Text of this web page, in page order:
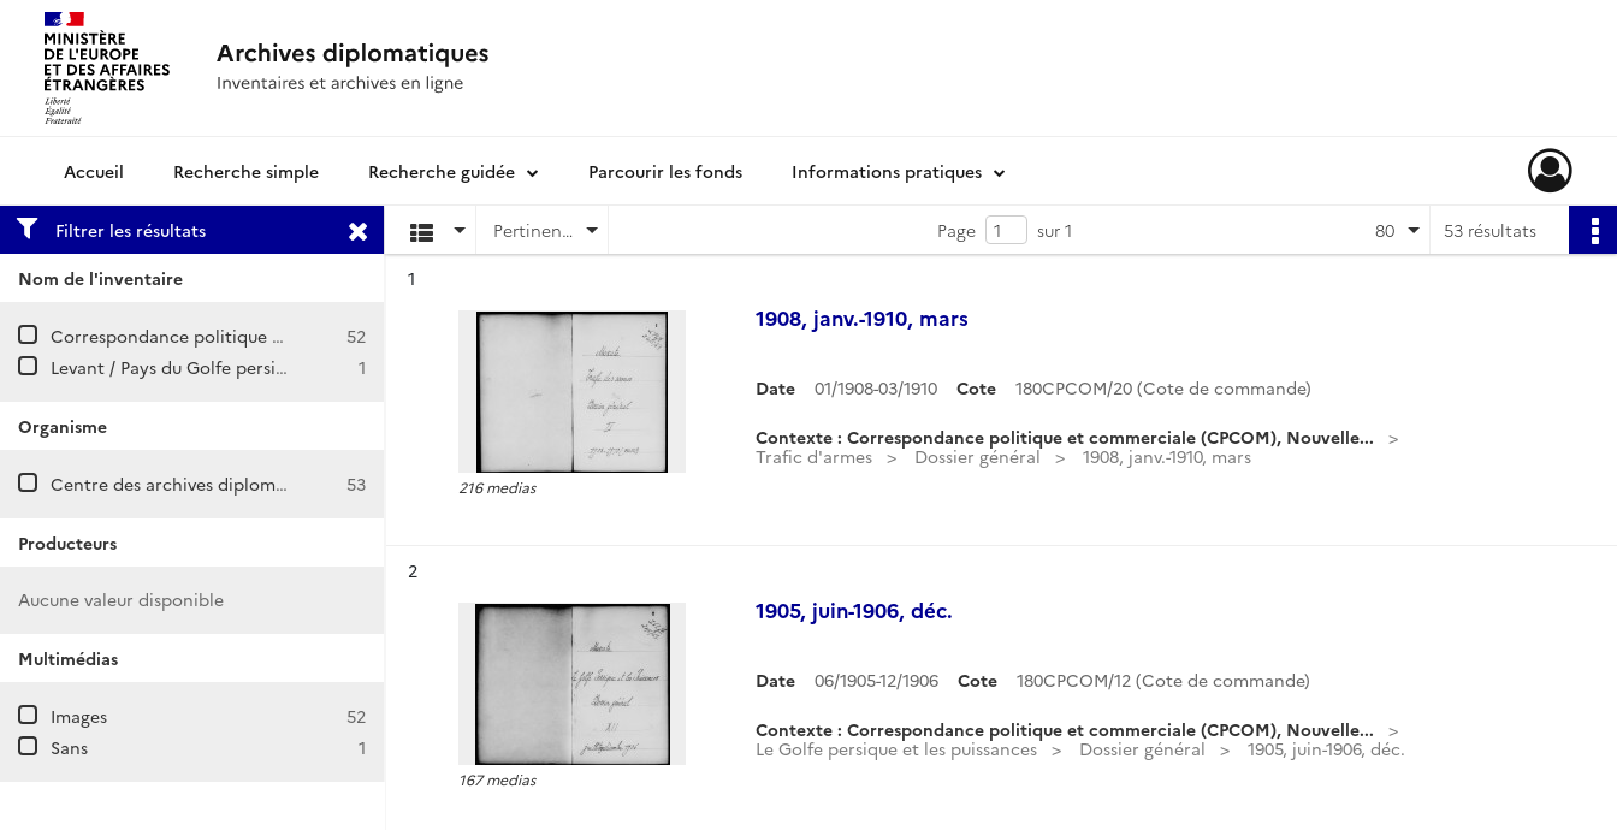
Archives diplomatiquesRecherche simple Recherche guidée Parcourir les fonds Informations pratiques
Filtrer les résultats
Nom de l'inventaire
Correspondance politique et commerciale (CPCOM), Nouvelle série / Mascate
52
Levant / Pays du Golfe persique
1
Organisme
Centre des archives diplomatiques de La Courneuve 53
Producteurs
Aucune valeur disponible
Multimédias
Images
52
Sans
1
Pertinence Page sur 1 53 résultats
80
1
216 medias
1908, janv.-1910, mars
Date 01/1908-03/1910 Cote 180CPCOM/20 (Cote de commande)
Contexte : Correspondance politique et commerciale (CPCOM), Nouvelle...
Trafic d'armes
Dossier général 1908, janv.-1910, mars
2
167 medias
1905, juin-1906, déc.
Date 06/1905-12/1906 Cote 180CPCOM/12 (Cote de commande)
Contexte : Correspondance politique et commerciale (CPCOM), Nouvelle...
Le Golfe persique et les puissances
Dossier général 1905, juin-1906, déc.